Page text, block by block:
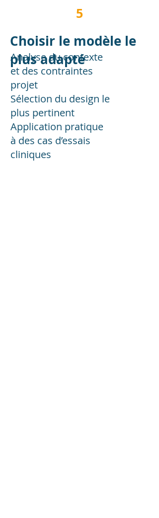
5
Choisir le modèle le
plus adapté
Analyse du contexte
et des contraintes
projet
Sélection du design le
plus pertinent
Application pratique
à des cas d’essais
cliniques